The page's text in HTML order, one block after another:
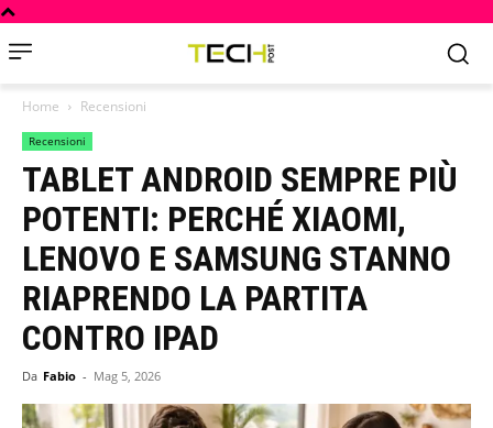
Home Recensioni
Recensioni
TABLET ANDROID SEMPRE PIÙ
POTENTI: PERCHÉ XIAOMI,
LENOVO E SAMSUNG STANNO
RIAPRENDO LA PARTITA
CONTRO IPAD
Da Fabio - Mag 5, 2026